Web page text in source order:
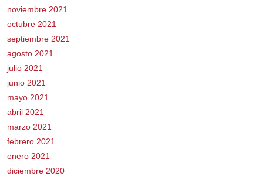
noviembre 2021
octubre 2021
septiembre 2021
agosto 2021
julio 2021
junio 2021
mayo 2021
abril 2021
marzo 2021
febrero 2021
enero 2021
diciembre 2020